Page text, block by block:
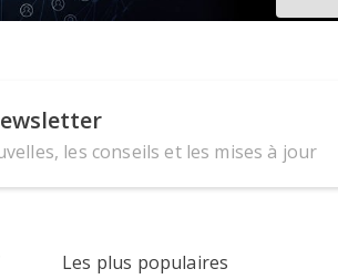
les conseils et les mises à jour
Les plus populaires